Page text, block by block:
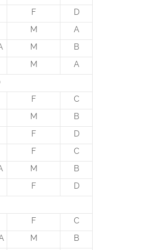
F
D
M
A
M
B
M
A
F
C
M
B
F
D
F
C
M
B
F
D
F
C
M
B